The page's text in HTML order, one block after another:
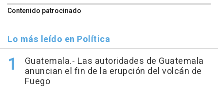
Contenido patrocinado
Lo más leído en Política
Guatemala.- Las autoridades de Guatemala
anuncian el fin de la erupción del volcán de
Fuego